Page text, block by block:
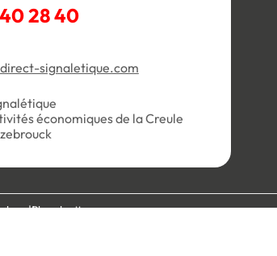
28 40
signaletique.com
économiques de la Creule
Plan du site